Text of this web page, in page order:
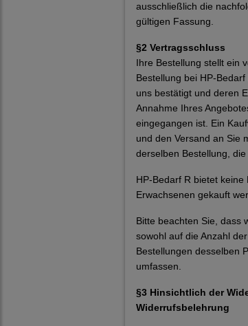
ausschließlich die
gültigen Fassung.
§2 Vertragsschluss
Ihre Bestellung stellt ein
Bestellung bei HP-
uns bestätigt und deren
Annahme Ihres
eingegangen ist. Ein
und den Versand an Sie
derselben Bestellung,
HP-Bedarf R bietet
Erwachsenen gekauft
Bitte beachten Sie, dass
sowohl auf die Anzahl
Bestellungen desselben
umfassen.
§3 Hinsichtlich der
Widerrufsbelehrung